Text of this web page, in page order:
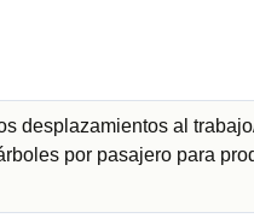
desplazamientos al
por pasajero para